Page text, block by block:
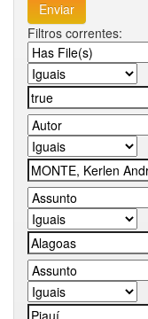
Filtros correntes: